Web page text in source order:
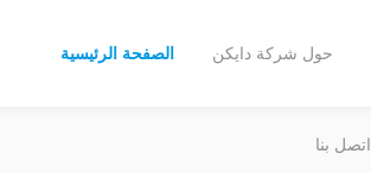
الصفحة الرئيسية حول شركة دايكن
اتصل بنا